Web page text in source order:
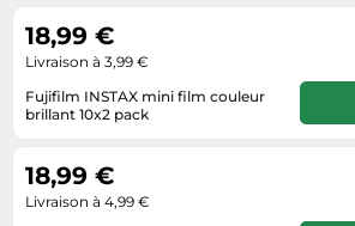
Tablettes tactiles
Tondeuses cheveux & barbe
Téléphonie
Téléviseurs
Télévision & vidéo
chez le fournisseur)
Fujifilm INSTAX mini film couleur
brillant 10x2 pack
18,99 €
Livraison à 3,99 €
18,99 €
Livraison à 4,99 €